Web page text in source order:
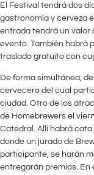
El Festival tendrá dos
gastronomía y cerveza
entrada tendrá un valor
evento. También habrá
traslado gratuito con
De forma simultánea,
cervecero del cual
ciudad. Otro de los
de Homebrewers el
Catedral. Allí habrá
donde un jurado de
participante, se harán
entregarán premios. En